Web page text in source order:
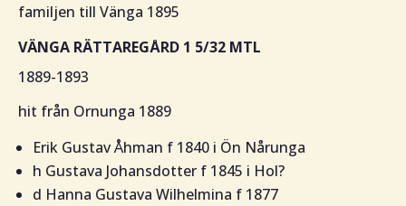
familjen till Vänga 1895
VÄNGA RÄTTAREGÅRD 1 5/32 MTL
1889-1893
hit från Ornunga 1889
Erik Gustav Åhman f 1840 i Ön Nårunga
h Gustava Johansdotter f 1845 i Hol?
d Hanna Gustava Wilhelmina f 1877